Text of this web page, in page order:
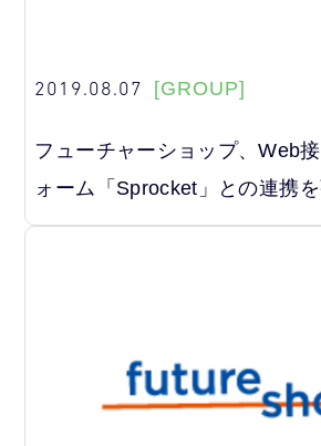
2019.08.07 [GROUP]
フューチャーショップ、Web
ォーム「Sprocket」との連携を